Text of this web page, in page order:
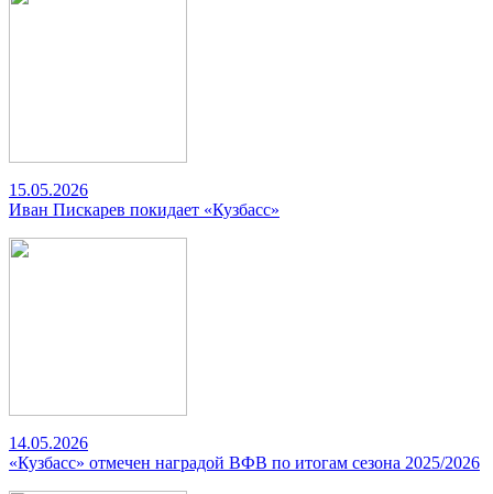
15.05.2026
Иван Пискарев покидает «Кузбасс»
14.05.2026
«Кузбасс» отмечен наградой ВФВ по итогам сезона 2025/2026